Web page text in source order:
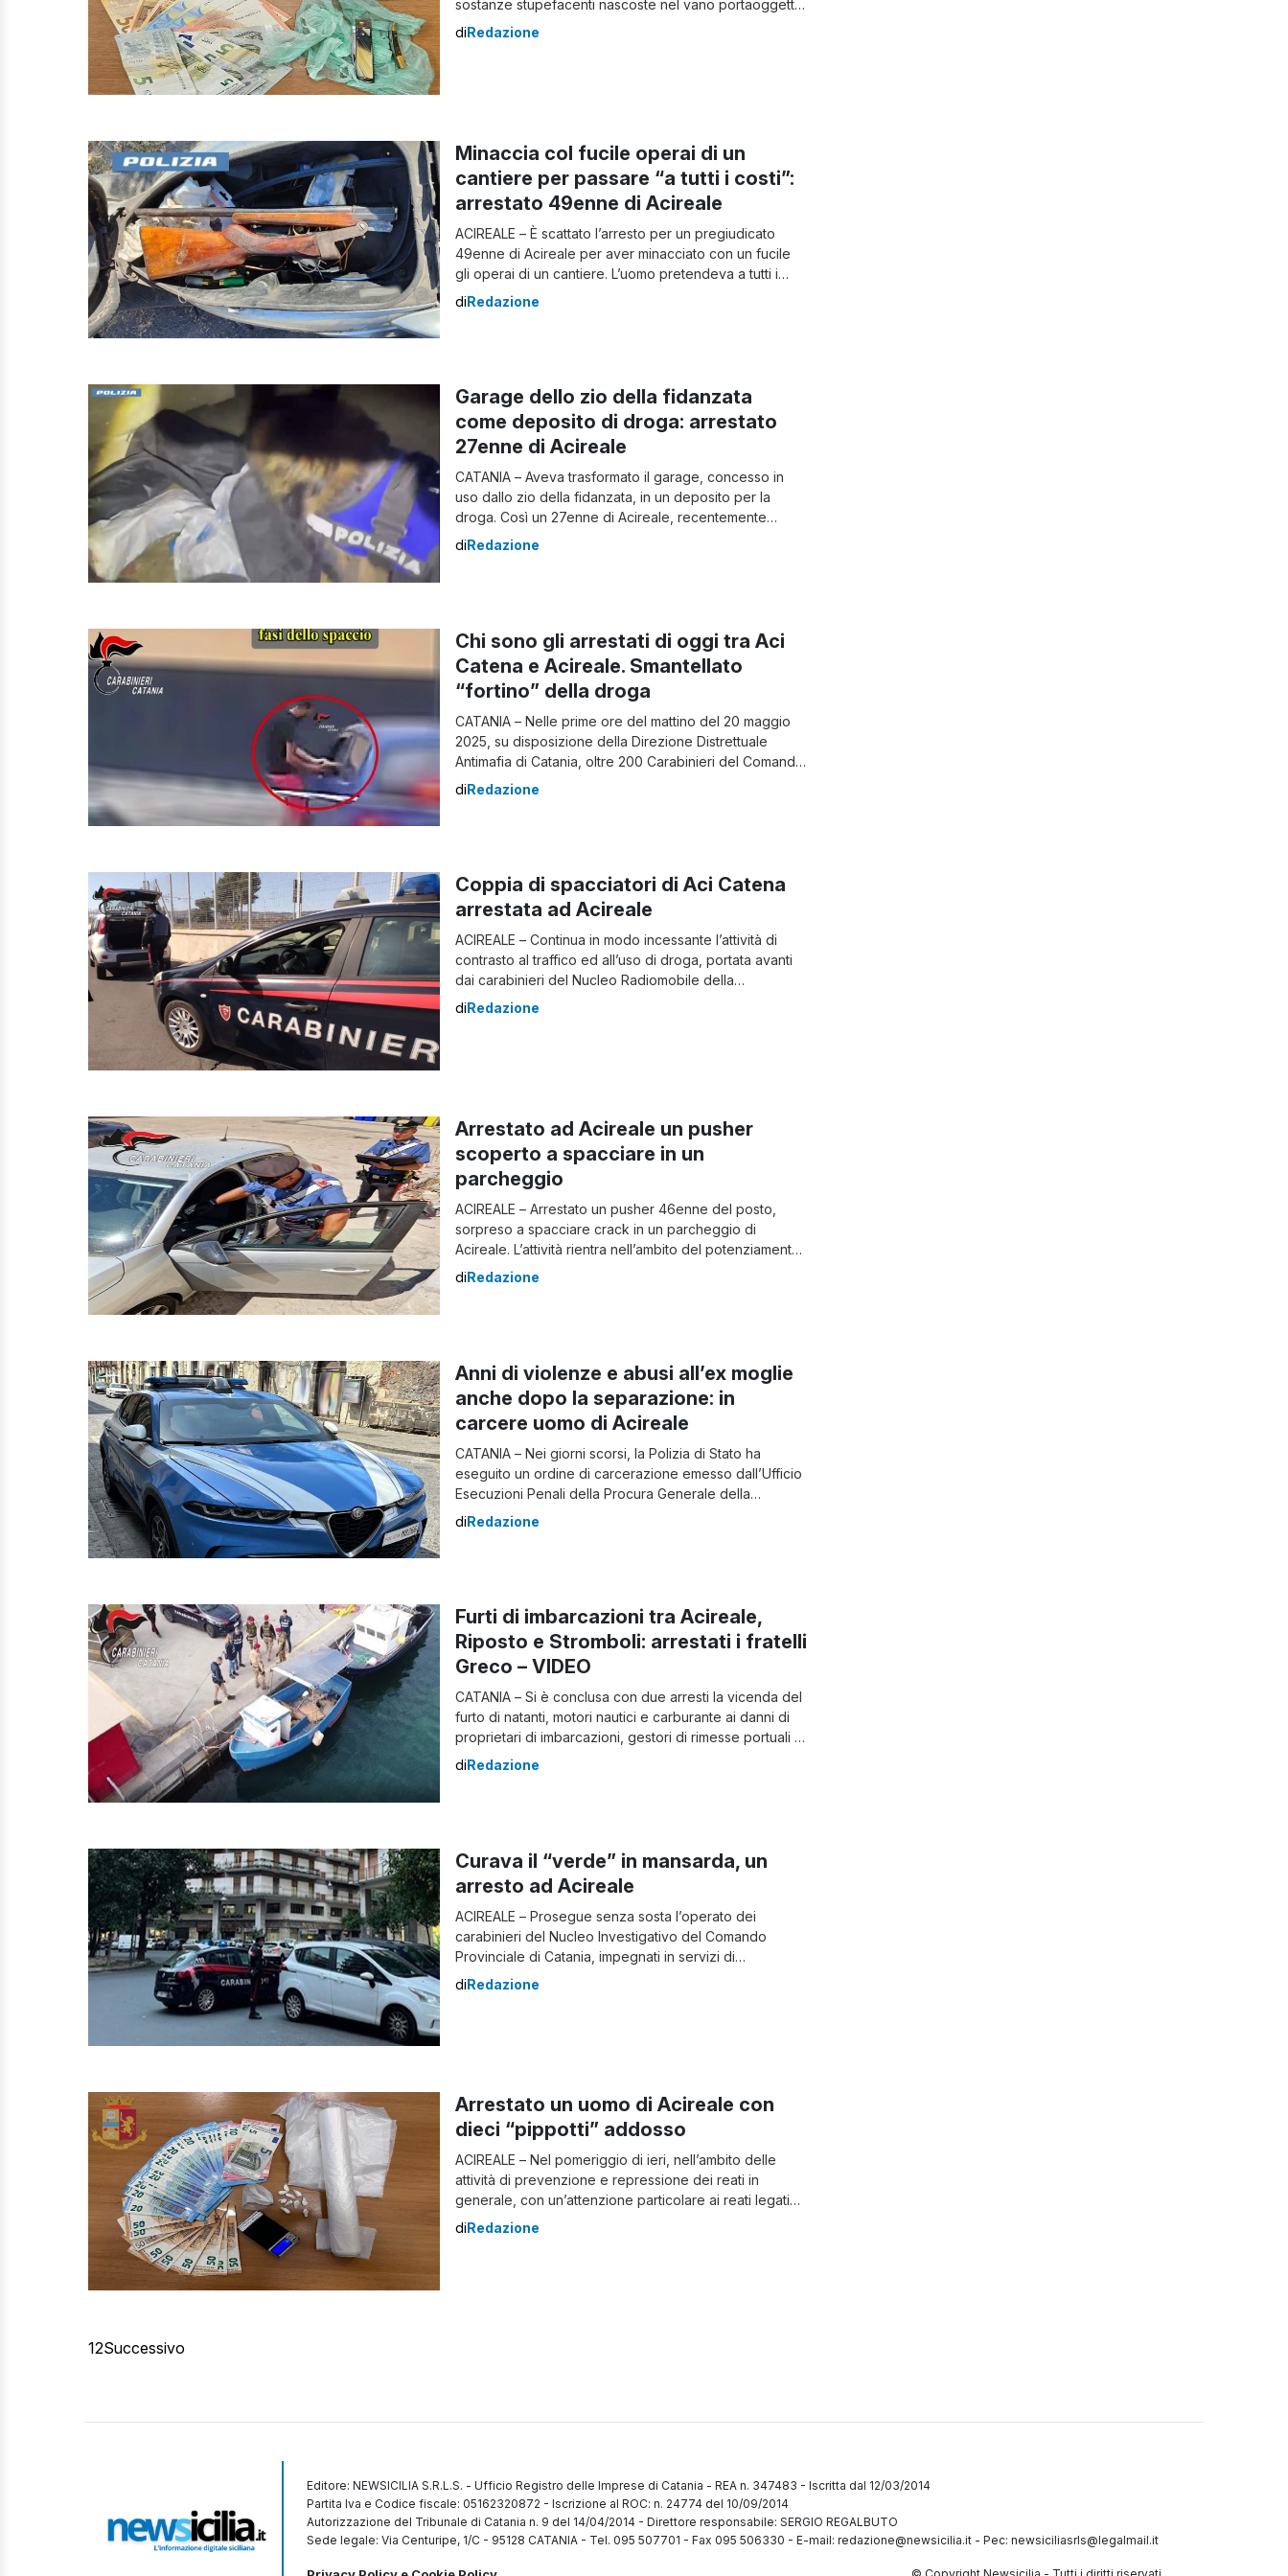
sostanze stupefacenti nascoste nel vano portaoggetti
della sua auto. Il fermo è avvenuto durante un posto di
diRedazione
Minaccia col fucile operai di un
cantiere per passare “a tutti i costi”:
arrestato 49enne di Acireale
ACIREALE – È scattato l’arresto per un pregiudicato
49enne di Acireale per aver minacciato con un fucile
gli operai di un cantiere. L’uomo pretendeva a tutti i
costi di percorrere con il proprio scooter una strada
diRedazione
Garage dello zio della fidanzata
come deposito di droga: arrestato
27enne di Acireale
CATANIA – Aveva trasformato il garage, concesso in
uso dallo zio della fidanzata, in un deposito per la
droga. Così un 27enne di Acireale, recentemente
uscito dal carcere, è stato arrestato dalla Polizia di
diRedazione
Chi sono gli arrestati di oggi tra Aci
Catena e Acireale. Smantellato
“fortino” della droga
CATANIA – Nelle prime ore del mattino del 20 maggio
2025, su disposizione della Direzione Distrettuale
Antimafia di Catania, oltre 200 Carabinieri del Comando
Provinciale di Catania, supportati da unità specializzate
diRedazione
Coppia di spacciatori di Aci Catena
arrestata ad Acireale
ACIREALE – Continua in modo incessante l’attività di
contrasto al traffico ed all’uso di droga, portata avanti
dai carabinieri del Nucleo Radiomobile della
Compagnia di Acireale, secondo le linee guida
diRedazione
Arrestato ad Acireale un pusher
scoperto a spacciare in un
parcheggio
ACIREALE – Arrestato un pusher 46enne del posto,
sorpreso a spacciare crack in un parcheggio di
Acireale. L’attività rientra nell’ambito del potenziamento
dei servizi di controllo del territorio, disposti dal
diRedazione
Anni di violenze e abusi all’ex moglie
anche dopo la separazione: in
carcere uomo di Acireale
CATANIA – Nei giorni scorsi, la Polizia di Stato ha
eseguito un ordine di carcerazione emesso dall’Ufficio
Esecuzioni Penali della Procura Generale della
Repubblica presso la Corte d’Appello di Catania,
diRedazione
Furti di imbarcazioni tra Acireale,
Riposto e Stromboli: arrestati i fratelli
Greco – VIDEO
CATANIA – Si è conclusa con due arresti la vicenda del
furto di natanti, motori nautici e carburante ai danni di
proprietari di imbarcazioni, gestori di rimesse portuali e
della stessa Guarda Costiera di Riposto. In manette, su
diRedazione
Curava il “verde” in mansarda, un
arresto ad Acireale
ACIREALE – Prosegue senza sosta l’operato dei
carabinieri del Nucleo Investigativo del Comando
Provinciale di Catania, impegnati in servizi di
pattugliamento su tutto il territorio della città di Catania
diRedazione
Arrestato un uomo di Acireale con
dieci “pippotti” addosso
ACIREALE – Nel pomeriggio di ieri, nell’ambito delle
attività di prevenzione e repressione dei reati in
generale, con un’attenzione particolare ai reati legati
alle sostanze stupefacenti, il personale del
di Redazione
12Successivo
Editore: NEWSICILIA S.R.L.S. - Ufficio Registro delle Imprese di Catania - REA n. 347483 - Iscritta dal 12/03/2014
Partita Iva e Codice fiscale: 05162320872 - Iscrizione al ROC: n. 24774 del 10/09/2014
Autorizzazione del Tribunale di Catania n. 9 del 14/04/2014 - Direttore responsabile: SERGIO REGALBUTO
Sede legale: Via Centuripe, 1/C - 95128 CATANIA - Tel. 095 507701 - Fax 095 506330 - E-mail: redazione@newsicilia.it - Pec: newsiciliasrls@legalmail.it